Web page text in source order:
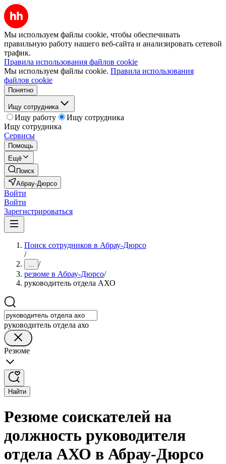
Мы используем файлы cookie, чтобы обеспечивать
правильную работу нашего веб-сайта и анализировать сетевой
трафик.
Правила использования файлов cookie
Мы используем файлы cookie. Правила использования
файлов cookie
Понятно
Ищу сотрудника
Ищу работу
Ищу сотрудника
Ищу сотрудника
Сервисы
Помощь
Ещё
Поиск
Абрау-Дюрсо
Войти
Войти
Зарегистрироваться
Поиск сотрудников в Абрау-Дюрсо
/
... /
резюме в Абрау-Дюрсо/
руководитель отдела АХО
руководитель отдела ахо
Резюме
Найти
Резюме соискателей на
должность руководителя
отдела АХО в Абрау-Дюрсо